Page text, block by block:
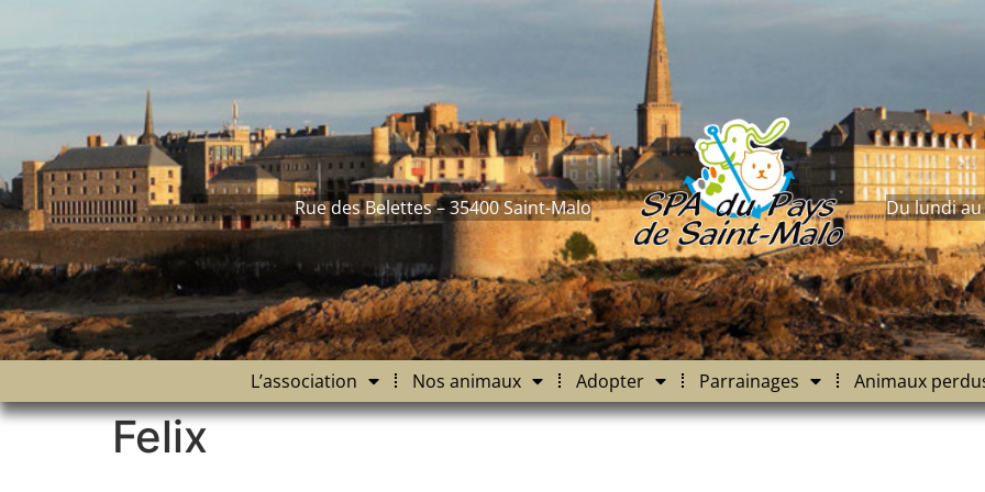
Rue des Belettes – 35400 Saint-Malo Du lundi au
L’association Nos animaux Adopter Parrainages Animaux
Felix